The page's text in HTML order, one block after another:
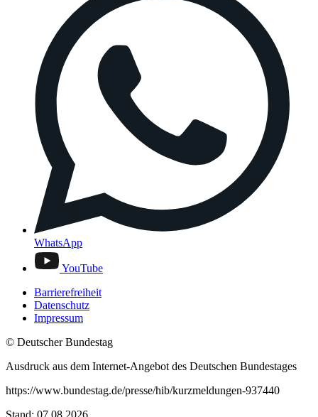
WhatsApp
YouTube
Barrierefreiheit
Datenschutz
Impressum
© Deutscher Bundestag
Ausdruck aus dem Internet-Angebot des Deutschen Bundestages
https://www.bundestag.de/presse/hib/kurzmeldungen-937440
Stand: 07.08.2026